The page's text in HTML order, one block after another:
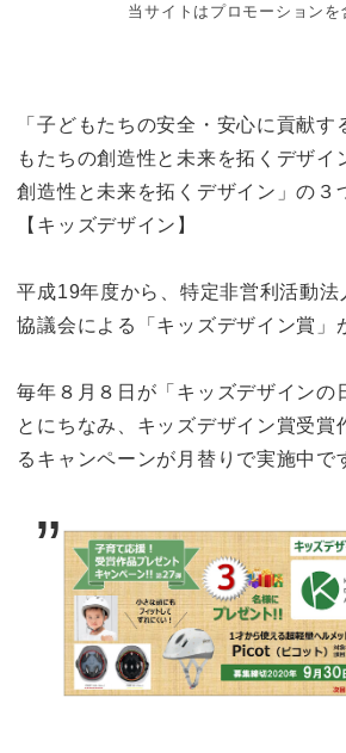
当サイトはプロモーションを
「子どもたちの安全・安心に貢献
もたちの創造性と未来を拓くデザイ
創造性と未来を拓くデザイン」の３
【キッズデザイン】
平成19年度から、特定非営利活動法
協議会による「キッズデザイン賞」
毎年８月８日が「キッズデザインの
とにちなみ、キッズデザイン賞受賞
るキャンペーンが月替りで実施中で